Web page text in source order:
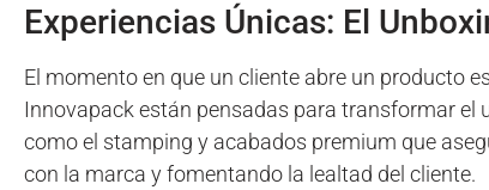
Experiencias Únicas: El
El momento en que un cliente abre un producto
Innovapack están pensadas para transformar el
como el stamping y acabados premium que
con la marca y fomentando la lealtad del cliente.